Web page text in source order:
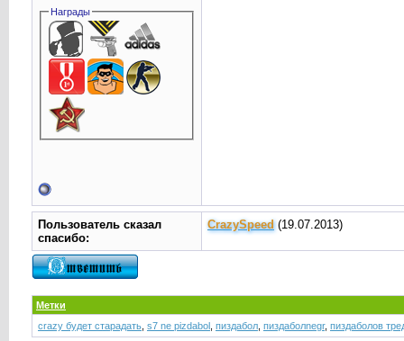
Награды
Пользователь сказал
cпасибо:
CrаzySpeed(19.07.2013)
Метки
crazy будет старадать, s7 ne pizdabol, пиздабол, пиздаболnegr, пиздаболов